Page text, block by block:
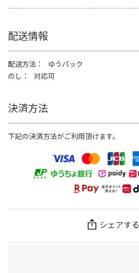
配送情報
配送方法
ゆうパック
のし
対応可
決済方法
下記の決済方法がご利用頂けます。
シェアする